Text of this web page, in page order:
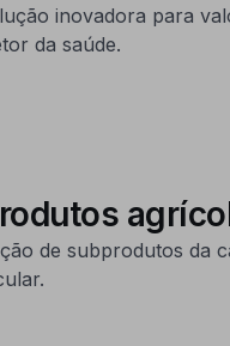
inovadora para
da saúde.
de subprodutos da